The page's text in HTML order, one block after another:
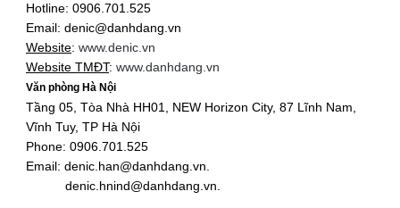
Hotline: 0906.701.525
Email: denic@danhdang.vn
Website: www.denic.vn
Website TMĐT: www.danhdang.vn
Văn phòng Hà Nội
Tầng 05, Tòa Nhà HH01, NEW Horizon City, 87 Lĩnh Nam,
Vĩnh Tuy, TP Hà Nội
Phone: 0906.701.525
Email: denic.han@danhdang.vn.
denic.hnind@danhdang.vn.